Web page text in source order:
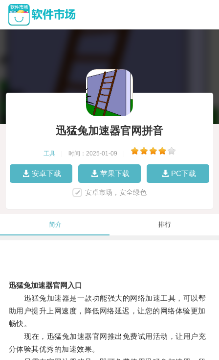
迅猛兔加速器官网拼音
工具 时间：2025-01-09
安卓下载 苹果下载 PC下载
安卓市场，安全绿色
简介 排行
迅猛兔加速器官网入口
迅猛兔加速器是一款功能强大的网络加速工具，可以帮
助用户提升上网速度，降低网络延迟，让您的网络体验更加
畅快。
现在，迅猛兔加速器官网推出免费试用活动，让用户充
分体验其优秀的加速效果。